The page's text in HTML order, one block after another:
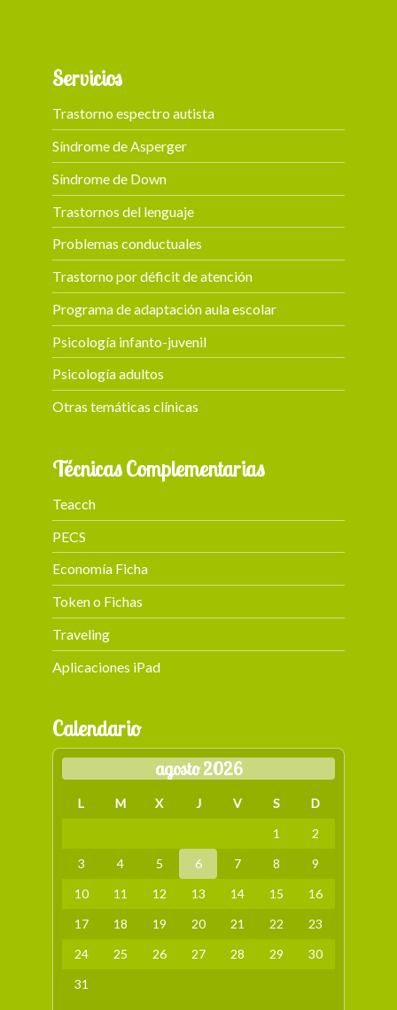
Servicios
Trastorno espectro autista
Síndrome de Asperger
Síndrome de Down
Trastornos del lenguaje
Problemas conductuales
Trastorno por déficit de atención
Programa de adaptación aula escolar
Psicología infanto-juvenil
Psicología adultos
Otras temáticas clínicas
Técnicas Complementarias
Teacch
PECS
Economía Ficha
Token o Fichas
Traveling
Aplicaciones iPad
Calendario
agosto 2026
L M X J V S
D
1
2
3
4 5 6 7 8
9
10
11 12 13 14 15
16
17
18 19 20 21 22
23
24
25 26 27 28 29
30
31